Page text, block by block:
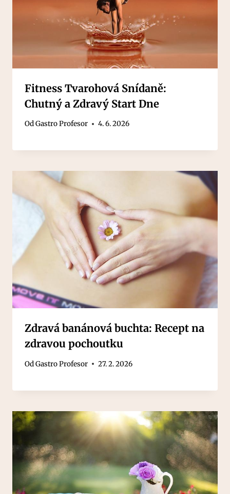
Fitness Tvarohová Snídaně:
Chutný a Zdravý Start Dne
OdGastro Profesor 4. 6. 2026
Zdravá banánová buchta: Recept na
zdravou pochoutku
OdGastro Profesor 27. 2. 2026